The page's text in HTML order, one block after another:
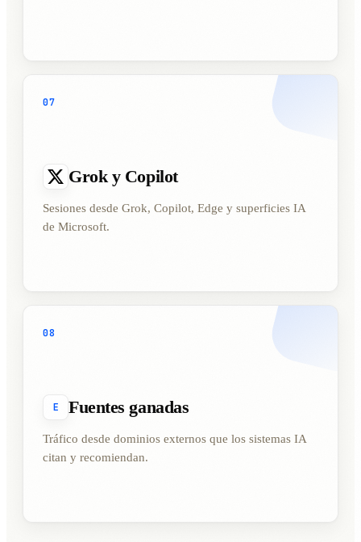
07
Grok y Copilot
Sesiones desde Grok, Copilot, Edge y superficies IA
de Microsoft.
08
E Fuentes ganadas
Tráfico desde dominios externos que los sistemas IA
citan y recomiendan.